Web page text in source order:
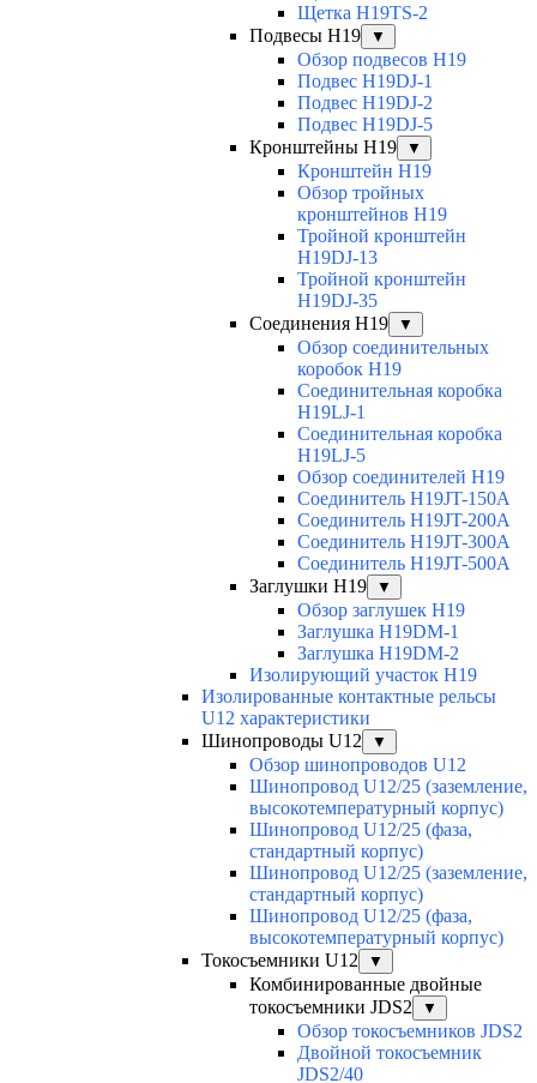
Щетка H19TS-2
Подвесы H19
▼
Обзор подвесов H19
Подвес H19DJ-1
Подвес H19DJ-2
Подвес H19DJ-5
Кронштейны H19
▼
Кронштейн H19
Обзор тройных
кронштейнов H19
Тройной кронштейн
H19DJ-13
Тройной кронштейн
H19DJ-35
Соединения H19
▼
Обзор соединительных
коробок H19
Соединительная коробка
H19LJ-1
Соединительная коробка
H19LJ-5
Обзор соединителей H19
Соединитель H19JT-150A
Соединитель H19JT-200A
Соединитель H19JT-300A
Соединитель H19JT-500A
Заглушки H19
▼
Обзор заглушек H19
Заглушка H19DM-1
Заглушка H19DM-2
Изолирующий участок H19
Изолированные контактные рельсы
U12 характеристики
Шинопроводы U12
▼
Обзор шинопроводов U12
Шинопровод U12/25 (заземление,
высокотемпературный корпус)
Шинопровод U12/25 (фаза,
стандартный корпус)
Шинопровод U12/25 (заземление,
стандартный корпус)
Шинопровод U12/25 (фаза,
высокотемпературный корпус)
Токосъемники U12
▼
Комбинированные двойные
токосъемники JDS2
▼
Обзор токосъемников JDS2
Двойной токосъемник
JDS2/40